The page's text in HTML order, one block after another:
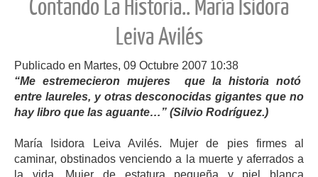
Contando La Historia.. María Isidora
Leiva Avilés
Publicado en Martes, 09 Octubre 2007 10:38
“Me estremecieron mujeres que la historia notó
entre laureles, y otras desconocidas gigantes que no
hay libro que las aguante…” (Silvio Rodríguez.)
María Isidora Leiva Avilés. Mujer de pies firmes al
caminar, obstinados venciendo a la muerte y aferrados a
la vida. Mujer de estatura pequeña y piel blanca